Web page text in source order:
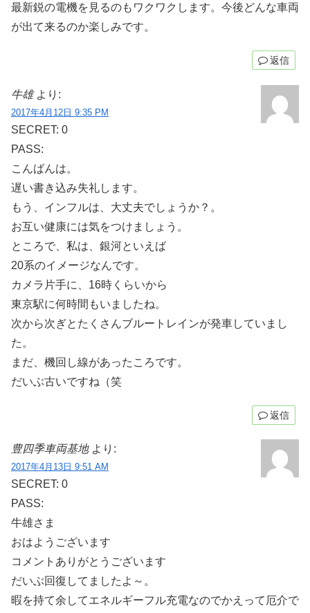
最新鋭の電機を見るのもワクワクします。今後どんな車両
が出て来るのか楽しみです。
返信
牛雄 より:
2017年4月12日 9:35 PM
SECRET: 0
PASS:
こんばんは。
遅い書き込み失礼します。
もう、インフルは、大丈夫でしょうか？。
お互い健康には気をつけましょう。
ところで、私は、銀河といえば
20系のイメージなんです。
カメラ片手に、16時くらいから
東京駅に何時間もいましたね。
次から次ぎとたくさんブルートレインが発車していまし
た。
まだ、機回し線があったころです。
だいぶ古いですね（笑
返信
豊四季車両基地 より:
2017年4月13日 9:51 AM
SECRET: 0
PASS:
牛雄さま
おはようございます
コメントありがとうございます
だいぶ回復してましたよ～。
暇を持て余してエネルギーフル充電なのでかえって厄介で